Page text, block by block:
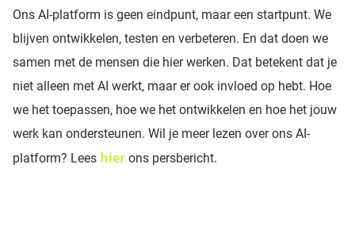
Ons AI‑platform is geen eindpunt, maar een startpunt. We
blijven ontwikkelen, testen en verbeteren. En dat doen we
samen met de mensen die hier werken. Dat betekent dat je
niet alleen met AI werkt, maar er ook invloed op hebt. Hoe
we het toepassen, hoe we het ontwikkelen en hoe het jouw
werk kan ondersteunen. Wil je meer lezen over ons AI-
platform? Lees hier ons persbericht.